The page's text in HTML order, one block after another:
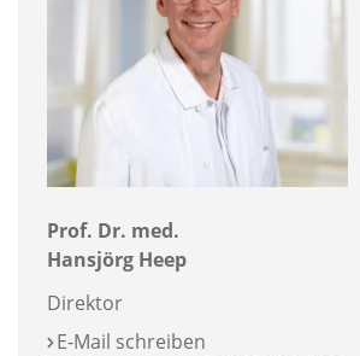
Prof. Dr. med.
Hansjörg Heep
Direktor
E-Mail schreiben